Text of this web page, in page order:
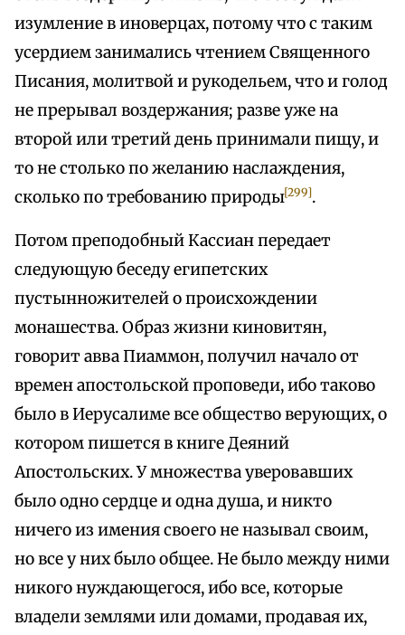
изумление в иноверцах, потому что с таким
усердием занимались чтением Священного
Писания, молитвой и рукодельем, что и голод
не прерывал воздержания; разве уже на
второй или третий день принимали пищу, и
то не столько по желанию наслаждения,
сколько по требованию природы[299].
Потом преподобный Кассиан передает
следующую беседу египетских
пустынножителей о происхождении
монашества. Образ жизни киновитян,
говорит авва Пиаммон, получил начало от
времен апостольской проповеди, ибо таково
было в Иерусалиме все общество верующих, о
котором пишется в книге Деяний
Апостольских. У множества уверовавших
было одно сердце и одна душа, и никто
ничего из имения своего не называл своим,
но все у них было общее. Не было между ними
никого нуждающегося, ибо все, которые
владели землями или домами, продавая их,